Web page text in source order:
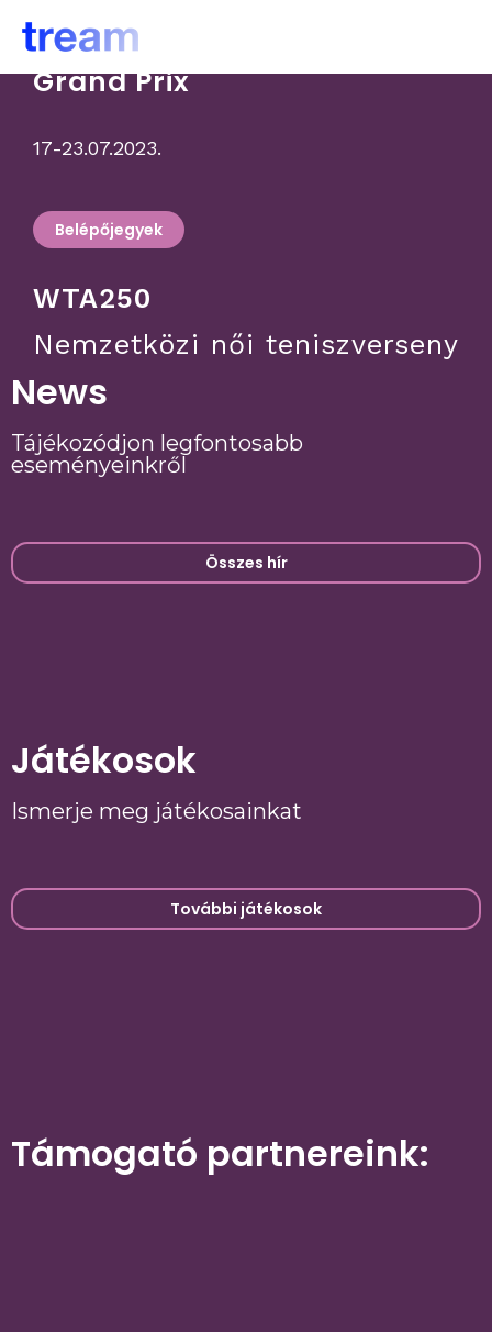
Hungarian
Grand Prix
17-23.07.2023.
Belépőjegyek
WTA250
Nemzetközi női teniszverseny
News
Tájékozódjon legfontosabb
eseményeinkről
Összes hír
Játékosok
Ismerje meg játékosainkat
További játékosok
Támogató partnereink: